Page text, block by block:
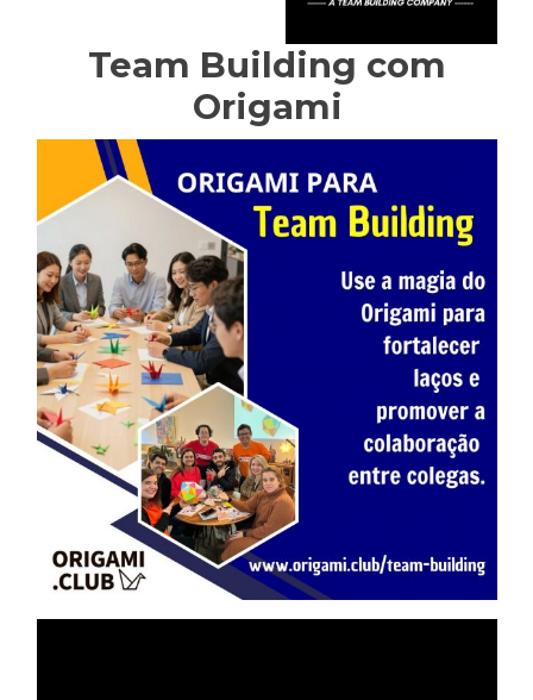
Team Building com
Origami